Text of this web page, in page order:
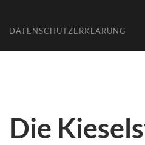
DATENSCHUTZERKLÄRUNG
Die